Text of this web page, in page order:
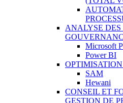
ANALYSE
Microsoft
Power BI
SAM
Hewani
CONSEIL ET
GESTION DE